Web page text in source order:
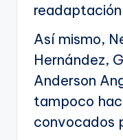
Así mismo,
Hernández,
Anderson
tampoco
convocados